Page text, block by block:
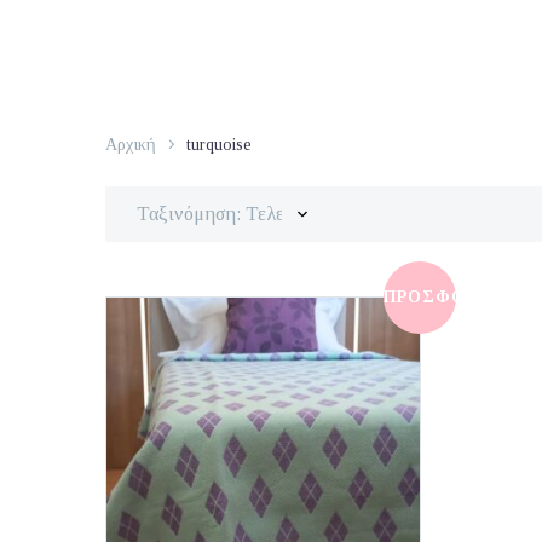
Αρχική turquoise
Ταξινόμηση: Τελευταία
ΠΡΟΣΦΟΡΆ!